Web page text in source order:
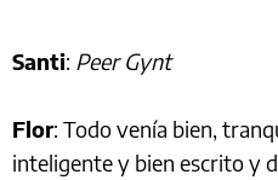
Santi: Peer Gynt
Flor: Todo venía bien,
inteligente y bien escrito y